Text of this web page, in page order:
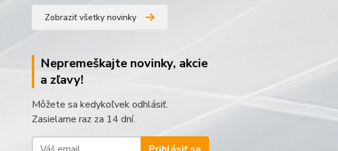
Zobraziť všetky novinky
Nepremeškajte novinky, akcie
a zľavy!
Môžete sa kedykoľvek odhlásiť.
Zasielame raz za 14 dní.